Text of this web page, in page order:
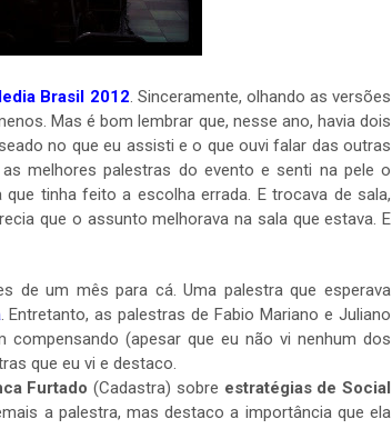
Brasil 2012. Sinceramente, olhando as versões
Mas é bom lembrar que, nesse ano, havia dois
no que eu assisti e o que ouvi falar das outras
melhores palestras do evento e senti na pele o
tinha feito a escolha errada. E trocava de sala,
que o assunto melhorava na sala que estava. E
de um mês para cá. Uma palestra que esperava
. Entretanto, as palestras de Fabio Mariano e Juliano
compensando (apesar que eu não vi nenhum dos
que eu vi e destaco.
Furtado (Cadastra) sobre estratégias de Social
a palestra, mas destaco a importância que ela